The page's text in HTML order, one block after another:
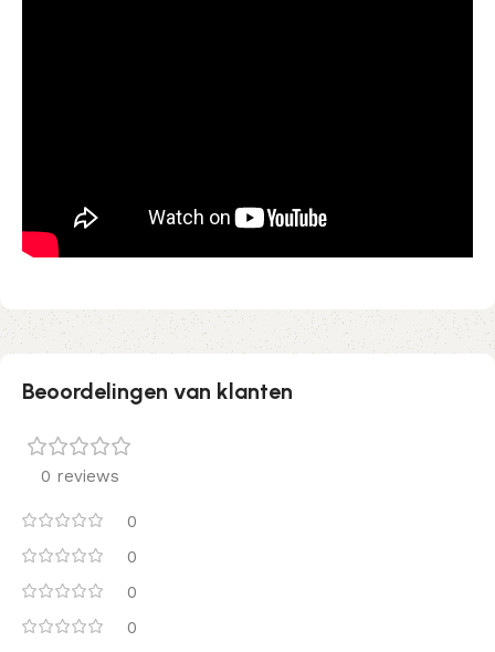
Beoordelingen van klanten
0 reviews
0
0
0
0